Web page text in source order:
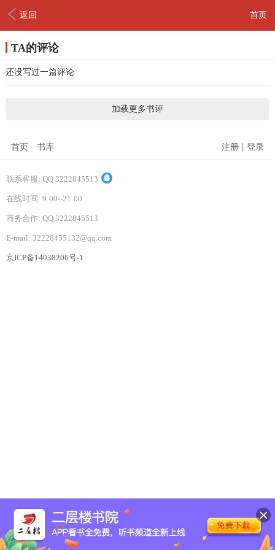
返回 首页
TA的评论
还没写过一篇评论
加载更多书评
首页 书库 注册 | 登录
联系客服: QQ 3222845513
在线时间: 9:00--21:00
商务合作: QQ 3222845513
E-mail: 32228455132@qq.com
京ICP备14038206号-1